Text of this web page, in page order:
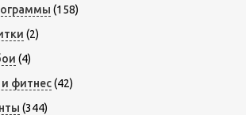
(158)
(2)
(4)
фитнес(42)
(344)